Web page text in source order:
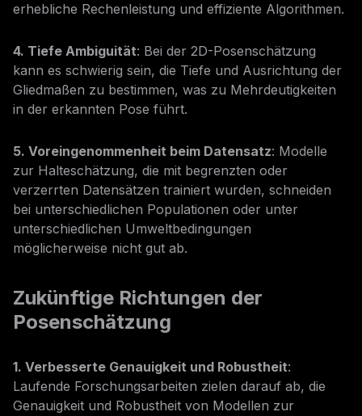
erhebliche Rechenleistung und effiziente Algorithmen.
4. Tiefe Ambiguität: Bei der 2D-Posenschätzung
kann es schwierig sein, die Tiefe und Ausrichtung der
Gliedmaßen zu bestimmen, was zu Mehrdeutigkeiten
in der erkannten Pose führt.
5. Voreingenommenheit beim Datensatz: Modelle
zur Halteschätzung, die mit begrenzten oder
verzerrten Datensätzen trainiert wurden, schneiden
bei unterschiedlichen Populationen oder unter
unterschiedlichen Umweltbedingungen
möglicherweise nicht gut ab.
Zukünftige Richtungen der
Posenschätzung
1. Verbesserte Genauigkeit und Robustheit:
Laufende Forschungsarbeiten zielen darauf ab, die
Genauigkeit und Robustheit von Modellen zur